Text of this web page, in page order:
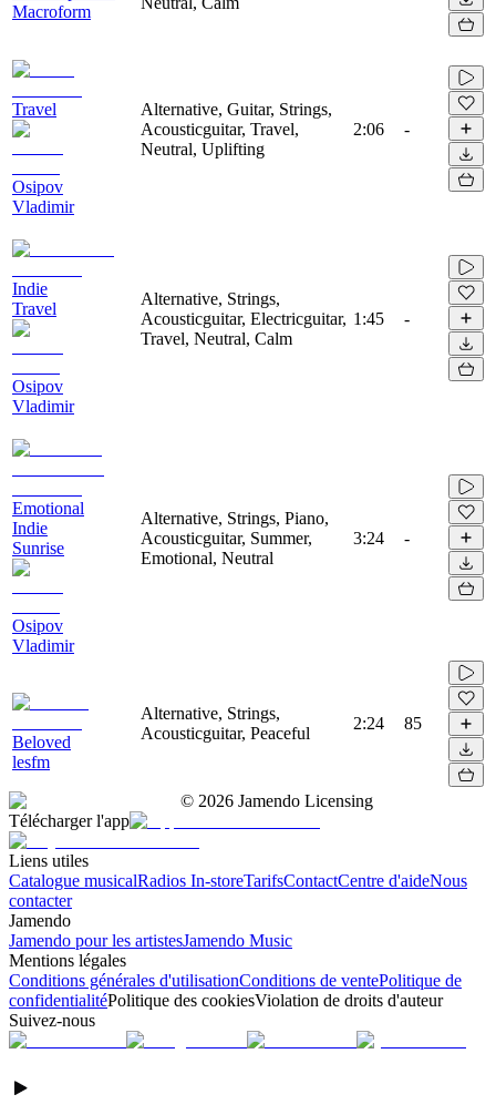
Macroform
Travel
Osipov
Vladimir
Alternative, Guitar, Strings,
Acousticguitar, Travel,
Neutral, Uplifting
2:06 -
Indie
Travel
Osipov
Vladimir
Alternative, Strings,
Acousticguitar, Electricguitar,
Travel, Neutral, Calm
1:45 -
Emotional
Indie
Sunrise
Osipov
Vladimir
Alternative, Strings, Piano,
Acousticguitar, Summer,
Emotional, Neutral
3:24 -
Beloved
lesfm
Alternative, Strings,
Acousticguitar, Peaceful
2:24 85
© 2026 Jamendo Licensing
Télécharger l'app
Liens utiles
Catalogue musicalRadios In-storeTarifsContactCentre d'aideNous
contacter
Jamendo
Jamendo pour les artistesJamendo Music
Mentions légales
Conditions générales d'utilisationConditions de ventePolitique de
confidentialitéPolitique des cookiesViolation de droits d'auteur
Suivez-nous